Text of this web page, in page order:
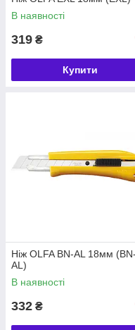
В наявності
319 ₴
Купити
Ніж OLFA BN-AL 18мм (BN-
AL)
В наявності
332 ₴